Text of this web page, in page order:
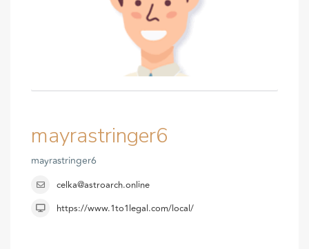
mayrastringer6
mayrastringer6
celka@astroarch.online
https://www.1to1legal.com/local/